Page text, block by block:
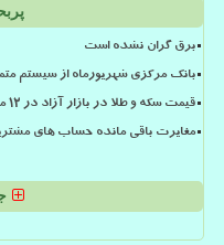
برق گران نشده است
بانک مرکزی شهریورماه از سیستم
قیمت سکه و طلا در بازار آزاد در ۱۲ مرداد ۱۴۰۵
مغایرت باقی مانده حساب های مشتریان تا 17 مرداد